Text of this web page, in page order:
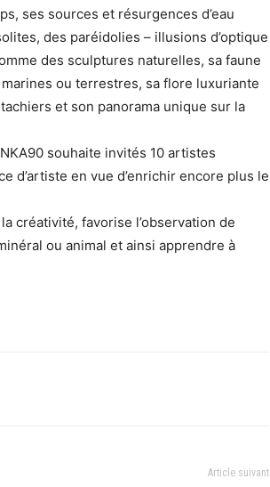
ses sources et résurgences d’eau
des paréidolies – illusions d’optique
des sculptures naturelles, sa faune
ou terrestres, sa flore luxuriante
et son panorama unique sur la
souhaite invités 10 artistes
d’artiste en vue d’enrichir encore plus le
créativité, favorise l’observation de
ou animal et ainsi apprendre à
Article suivant